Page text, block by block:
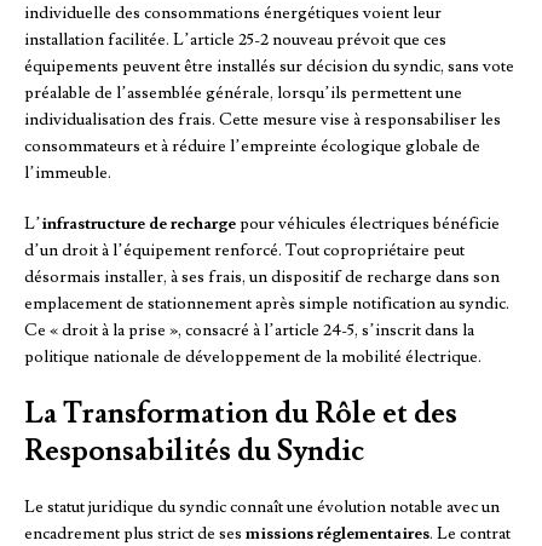
individuelle des consommations énergétiques voient leur
installation facilitée. L’article 25-2 nouveau prévoit que ces
équipements peuvent être installés sur décision du syndic, sans vote
préalable de l’assemblée générale, lorsqu’ils permettent une
individualisation des frais. Cette mesure vise à responsabiliser les
consommateurs et à réduire l’empreinte écologique globale de
l’immeuble.
L’infrastructure de rechargepour véhicules électriques bénéficie
d’un droit à l’équipement renforcé. Tout copropriétaire peut
désormais installer, à ses frais, un dispositif de recharge dans son
emplacement de stationnement après simple notification au syndic.
Ce « droit à la prise », consacré à l’article 24-5, s’inscrit dans la
politique nationale de développement de la mobilité électrique.
La Transformation du Rôle et des
Responsabilités du Syndic
Le statut juridique du syndic connaît une évolution notable avec un
encadrement plus strict de ses missions réglementaires. Le contrat